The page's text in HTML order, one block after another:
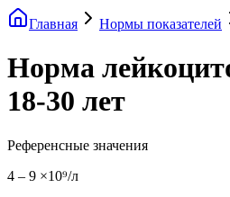
Главная Нормы показателей
Норма
18-30 лет
Референсные значения
4 – 9 ×10⁹/л